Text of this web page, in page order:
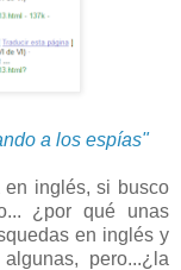
a los espías"
en inglés, si busco
¿por qué unas
en inglés y
pero...¿la